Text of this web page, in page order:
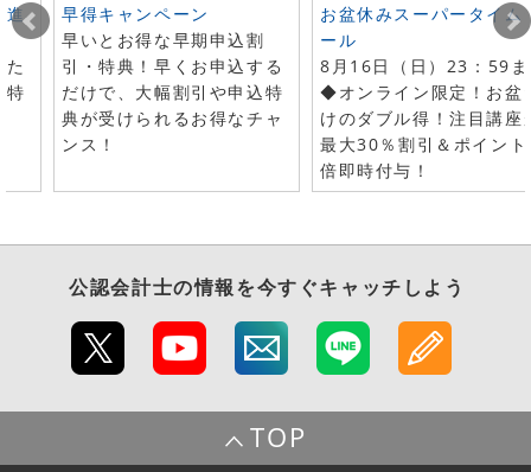
進
特
早得キャンペーン
早いとお得な早期申込割
引・特典！早くお申込する
だけで、大幅割引や申込特
典が受けられるお得なチャ
ンス！
お盆休みスーパータイム
ール
8月16日（日）23：59
◆オンライン限定！お盆
けのダブル得！注目講座
最大30％割引＆ポイン
倍即時付与！
公認会計士の情報を今すぐキャッチしよう
TOP